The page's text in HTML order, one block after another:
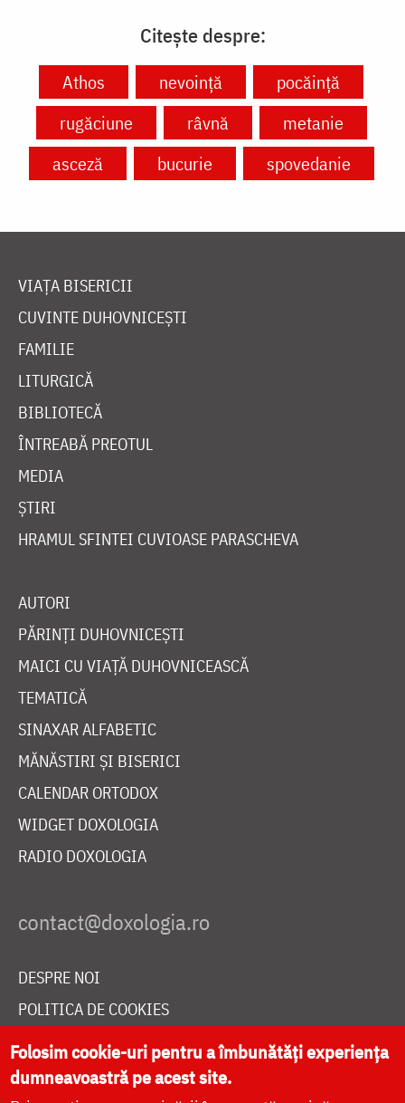
Citește despre:
Athos nevoință
pocăință
rugăciune
râvnă
metanie
asceză
bucurie spovedanie
VIAȚA BISERICII
CUVINTE DUHOVNICEȘTI
FAMILIE
LITURGICĂ
BIBLIOTECĂ
ÎNTREABĂ PREOTUL
MEDIA
ȘTIRI
HRAMUL SFINTEI CUVIOASE PARASCHEVA
AUTORI
PĂRINȚI DUHOVNICEȘTI
MAICI CU VIAȚĂ DUHOVNICEASCĂ
TEMATICĂ
SINAXAR ALFABETIC
MĂNĂSTIRI ȘI BISERICI
CALENDAR ORTODOX
WIDGET DOXOLOGIA
RADIO DOXOLOGIA
DESPRE NOI
POLITICA DE COOKIES
DONEAZĂ ONLINE PENTRU CATEDRALA NAȚIONALĂ
Folosim cookie-uri pentru a îmbunătăți experiența
dumneavoastră pe acest site.